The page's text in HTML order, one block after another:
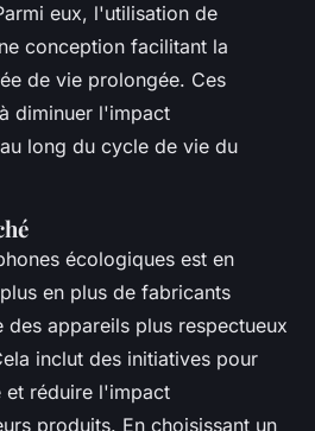
eux, l'utilisation de
conception facilitant la
de vie prolongée. Ces
diminuer l'impact
long du cycle de vie du
écologiques est en
en plus de fabricants
appareils plus respectueux
inclut des initiatives pour
et réduire l'impact
produits. En choisissant un